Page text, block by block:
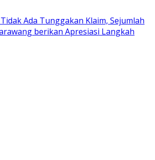
Ada Tunggakan Klaim, Sejumlah
berikan Apresiasi Langkah